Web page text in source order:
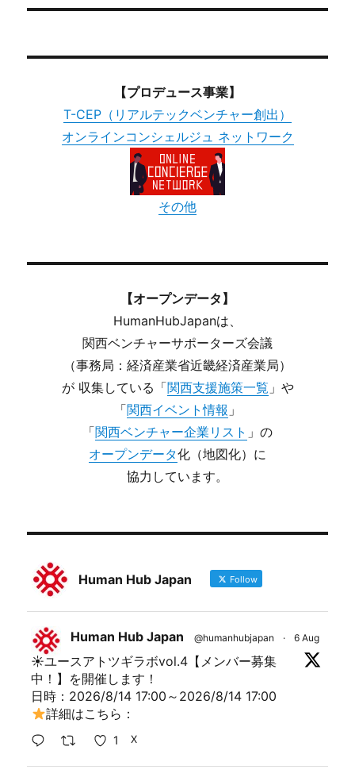
【プロデュース事業】
T-CEP（リアルテックベンチャー創出）
オンラインコンシェルジュ ネットワーク
その他
【オープンデータ】
HumanHubJapanは、
関西ベンチャーサポーターズ会議
（事務局：経済産業省近畿経済産業局）
が 収集している「関西支援施策一覧 」や
「関西イベント情報 」
「関西ベンチャー企業リスト 」の
オープンデータ化（地図化）に
協力しています。
Human Hub Japan Follow
Human Hub Japan @humanhubjapan · 6 Aug
☀ユースアトツギラボvol.4【メンバー募集
中！】を開催します！
日時：2026/8/14 17:00～2026/8/14 17:00
詳細はこちら：
1 X